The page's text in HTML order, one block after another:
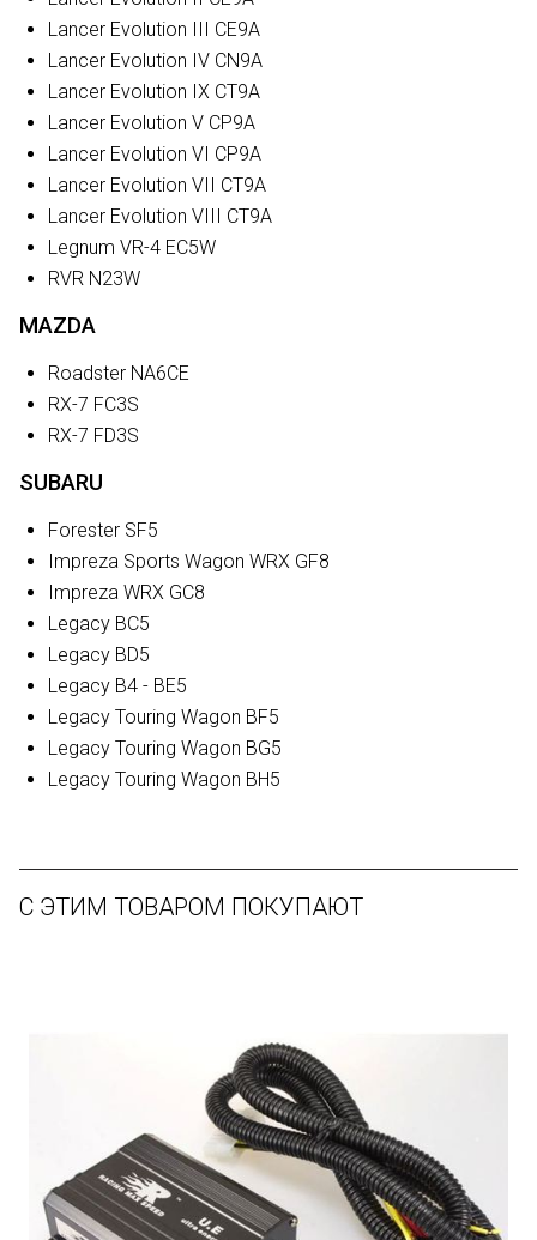
Lancer Evolution III CE9A
Lancer Evolution IV CN9A
Lancer Evolution IX CT9A
Lancer Evolution V CP9A
Lancer Evolution VI CP9A
Lancer Evolution VII CT9A
Lancer Evolution VIII CT9A
Legnum VR-4 EC5W
RVR N23W
MAZDA
Roadster NA6CE
RX-7 FC3S
RX-7 FD3S
SUBARU
Forester SF5
Impreza Sports Wagon WRX GF8
Impreza WRX GC8
Legacy BC5
Legacy BD5
Legacy B4 - BE5
Legacy Touring Wagon BF5
Legacy Touring Wagon BG5
Legacy Touring Wagon BH5
С ЭТИМ ТОВАРОМ ПОКУПАЮТ